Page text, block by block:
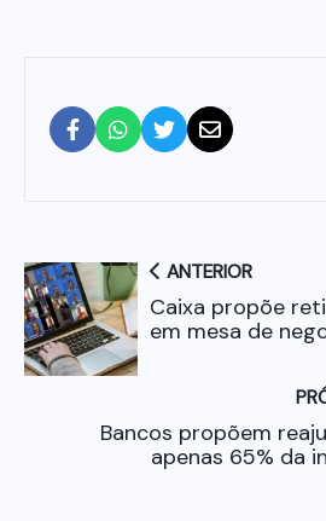
ANTERIOR
Caixa propõe
em mesa de
Bancos propõem
apenas 65% da